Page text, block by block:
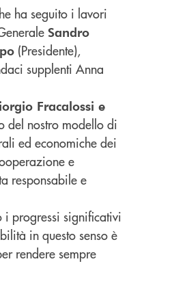
ha seguito i lavori
Sandro
(Presidente),
supplenti Anna
Fracalossi e
del nostro modello di
ed economiche dei
e
responsabile e
i progressi significativi
in questo senso è
rendere sempre